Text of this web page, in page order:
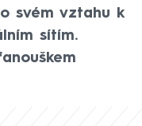
svém vztahu k
sítím.